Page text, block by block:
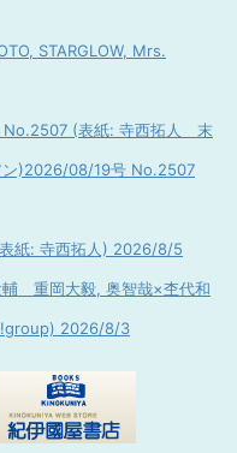
STARGLOW, Mrs.
(表紙: 寺西拓人 末
)2026/08/19号 No.2507
紙: 寺西拓人) 2026/8/5
輔 重岡大毅, 奥智哉×杢代和
!group) 2026/8/3